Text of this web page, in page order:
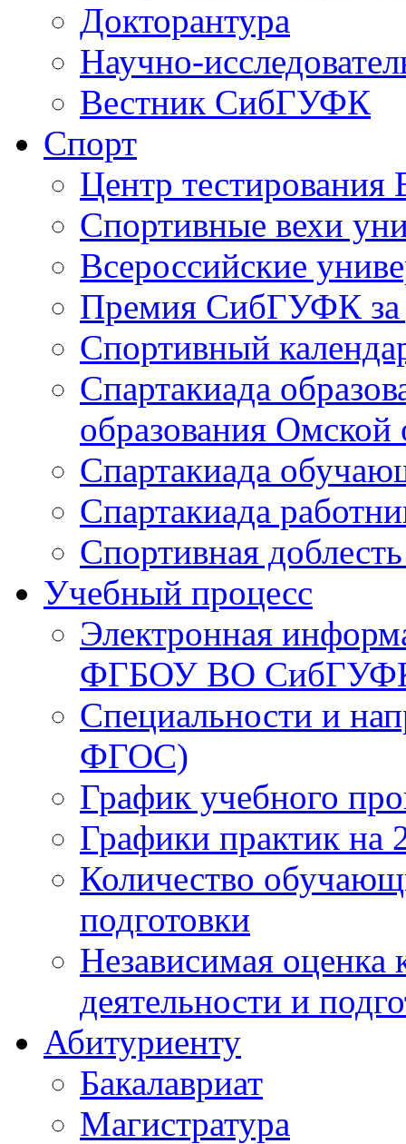
Докторантура
Научно-
Вестник СибГУФК
Спорт
Центр
Спортивные вехи
Всероссийские
Премия СибГУФК за
Спортивный
Спартакиада
образования Омской
Спартакиада
Спартакиада
Спортивная
Учебный процесс
Электронная
ФГБОУ ВО
Специальности и
ФГОС)
График учебного
Графики практик на
Количество
подготовки
Независимая оценка
деятельности и
Абитуриенту
Бакалавриат
Магистратура